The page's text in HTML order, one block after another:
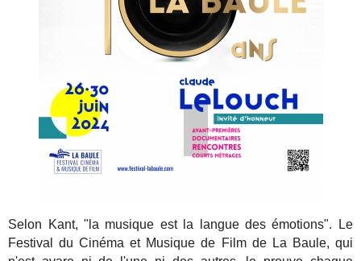
Selon Kant, "la musique est la langue des émotions". Le
Festival du Cinéma et Musique de Film de La Baule, qui